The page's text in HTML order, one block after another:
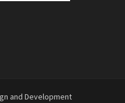
and Development